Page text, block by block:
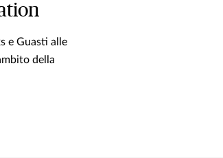
e Guasti alle
della